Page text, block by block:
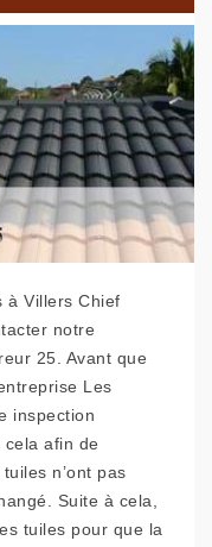
à Villers Chief
notre
25. Avant que
Les
inspection
afin de
n’ont pas
Suite à cela,
tuiles pour que la